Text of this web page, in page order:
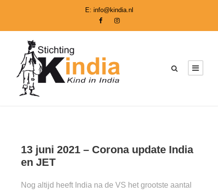
E: info@kindia.nl
13 juni 2021 – Corona update India
en JET
Nog altijd heeft India na de VS het grootste aantal